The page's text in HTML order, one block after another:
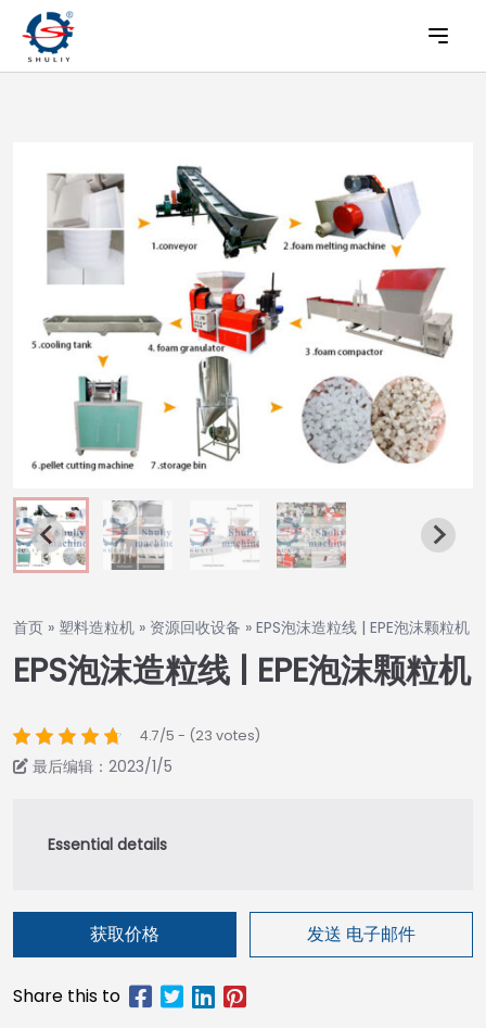
首页 » 塑料造粒机 » 资源回收设备 » EPS泡沫造粒线 | EPE泡沫颗粒机
EPS泡沫造粒线 | EPE泡沫颗粒机
4.7/5 - (23 votes)
最后编辑：2023/1/5
获取价格 发送 电子邮件